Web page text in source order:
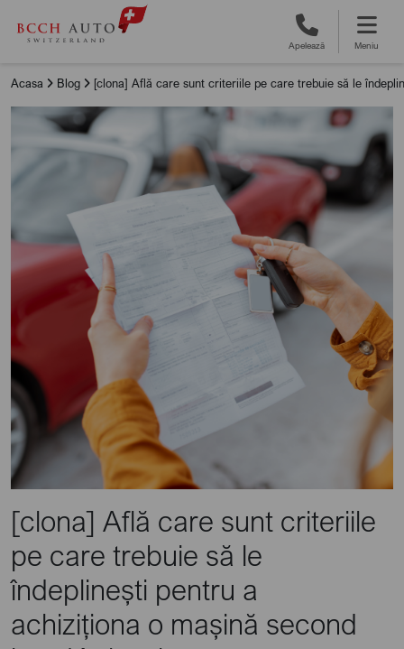
Apelează Meniu
Acasa Blog [clona] Află care sunt criteriile pe care trebuie să le
[clona] Află care sunt criteriile
pe care trebuie să le
îndeplinești pentru a
achiziționa o mașină second